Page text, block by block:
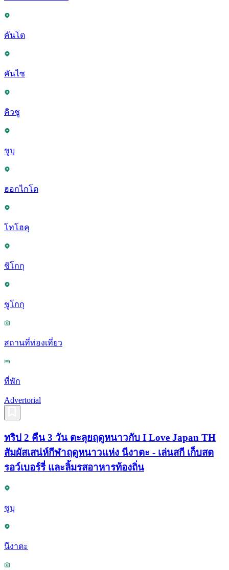
คันโต
คันไซ
คิวชู
ชูบุ
ฮอกไกโด
โทโฮคุ
ชิโกกุ
ชูโกกุ
สถานที่ท่องเที่ยว
ที่พัก
Advertorial
ทริป 2 คืน 3 วัน ตะลุยฤดูหนาวกับ I Love Japan TH
สัมผัสเสน่ห์กีฬาฤดูหนาวแห่ง นีงาตะ - เล่นสกี เก็บสต
รอว์เบอร์รี่ และลิ้มรสอาหารท้องถิ่น
ชูบุ
นีงาตะ